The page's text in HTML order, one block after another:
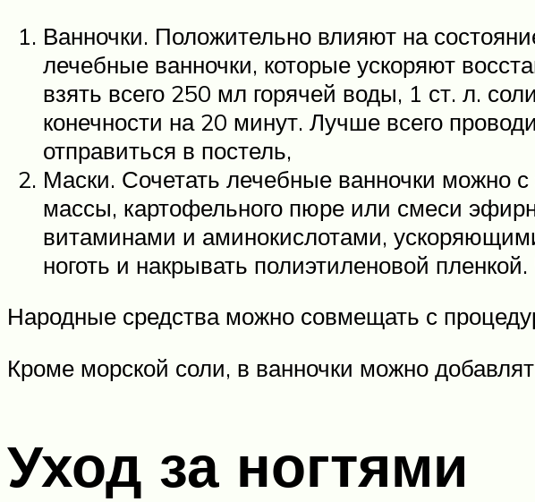
Ванночки. Положительно влияют на
лечебные ванночки, которые ускоряют
взять всего 250 мл горячей воды, 1 ст. л.
конечности на 20 минут. Лучше всего
отправиться в постель,
Маски. Сочетать лечебные ванночки можно
массы, картофельного пюре или смеси
витаминами и аминокислотами,
ноготь и накрывать полиэтиленовой
Народные средства можно совмещать с
Кроме морской соли, в ванночки можно
Уход за ногтями